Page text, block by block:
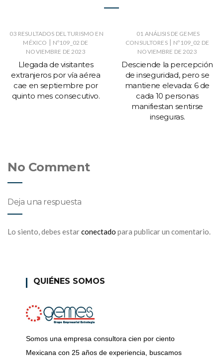
03 RESULTADOS DEL TURISMO EN
MÉXICO
Nº109_02 DE
NOVIEMBRE DE 2023
Llegada de visitantes
extranjeros por vía aérea
cae en septiembre por
quinto mes consecutivo.
01 ANÁLISIS DE GEMES
CONSULTORES
Nº109_02 DE
NOVIEMBRE DE 2023
Desciende la percepción
de inseguridad, pero se
mantiene elevada: 6 de
cada 10 personas
manifiestan sentirse
inseguras.
No Comment
Deja una respuesta
Lo siento, debes estarconectado para publicar un comentario.
QUIÉNES SOMOS
Somos una empresa consultora cien por ciento
Mexicana con 25 años de experiencia, buscamos